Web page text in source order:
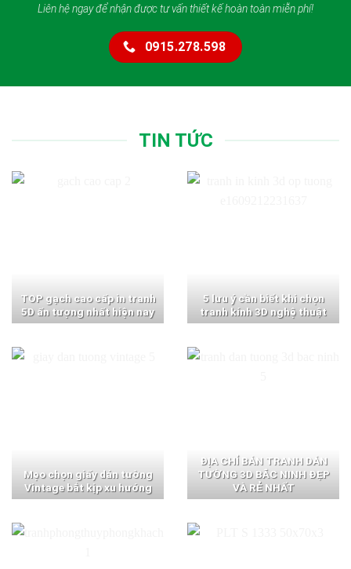
Liên hệ ngay để nhận được tư vấn thiết kế hoàn toàn miễn phí!
0915.278.598
TIN TỨC
TOP gạch cao cấp in tranh
5D ấn tượng nhất hiện nay
5 lưu ý cần biết khi chọn
tranh kính 3D nghệ thuật
Mẹo chọn giấy dán tường
Vintage bắt kịp xu hướng
ĐỊA CHỈ BÁN TRANH DÁN
TƯỜNG 3D BẮC NINH ĐẸP
VÀ RẺ NHẤT